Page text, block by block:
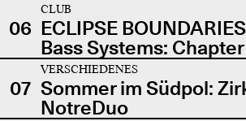
06
CLUB
ECLIPSE
Bass Systems:
07
VERSCHIEDENES
Sommer im Südpol:
NotreDuo